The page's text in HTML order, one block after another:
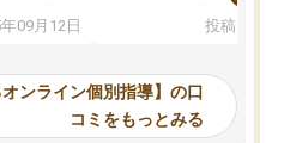
ど選ぶ
で良いか
きま
09月12日
めれるので、個人に合
いなのがあり(有料)、受
ことをどんなスケジュー
くか相談したのですが、
投稿日：
ンライン個別指導】の口
コミをもっとみる